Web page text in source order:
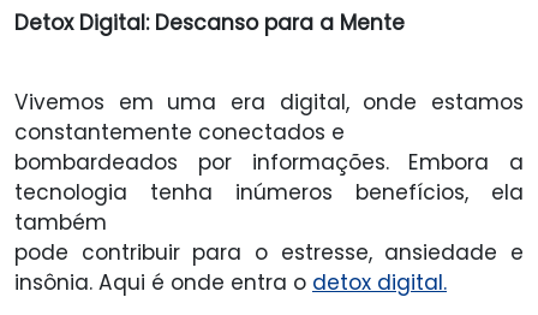
Detox Digital: Descanso para a Mente
Vivemos em uma era digital, onde estamos
constantemente conectados e
bombardeados por informações. Embora a
tecnologia tenha inúmeros benefícios, ela
também
pode contribuir para o estresse, ansiedade e
insônia. Aqui é onde entra o detox digital.